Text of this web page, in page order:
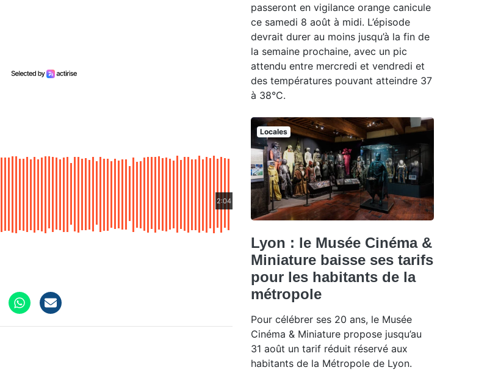
2:04
passeront en vigilance orange canicule
ce samedi 8 août à midi. L’épisode
devrait durer au moins jusqu’à la fin de
la semaine prochaine, avec un pic
attendu entre mercredi et vendredi et
des températures pouvant atteindre 37
à 38°C.
Locales
Lyon : le Musée Cinéma &
Miniature baisse ses tarifs
pour les habitants de la
métropole
Pour célébrer ses 20 ans, le Musée
Cinéma & Miniature propose jusqu’au
31 août un tarif réduit réservé aux
habitants de la Métropole de Lyon.